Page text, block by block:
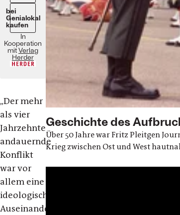
bei
Genialokal
kaufen
In
Kooperation
mitVerlag
Herder
„Der mehr
als vier
Jahrzehnte
andauernde
Konflikt
war vor
allem eine
ideologische
Auseinandersetzung,
Geschichte des
Über 50 Jahre war Fritz Pleitgen
Krieg zwischen Ost und West